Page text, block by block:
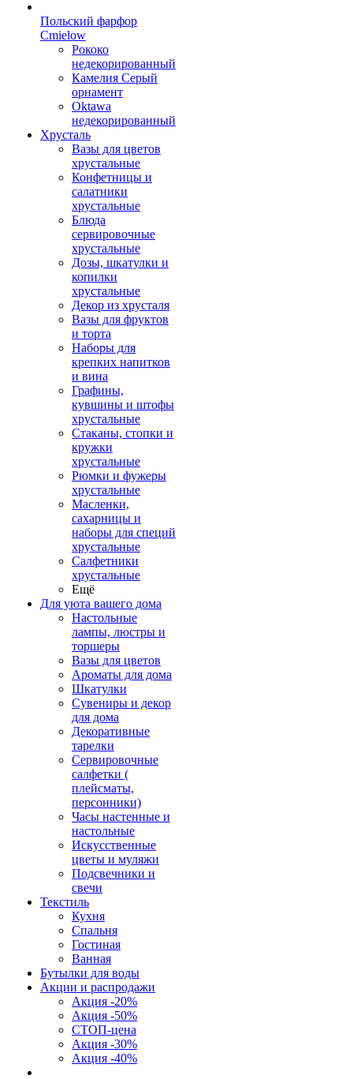
Польский фарфор
Сmielow
Рококо
недекорированный
Камелия Серый
орнамент
Oktawa
недекорированный
Хрусталь
Вазы для цветов
хрустальные
Конфетницы и
салатники
хрустальные
Блюда
сервировочные
хрустальные
Дозы, шкатулки и
копилки
хрустальные
Декор из хрусталя
Вазы для фруктов
и торта
Наборы для
крепких напитков
и вина
Графины,
кувшины и штофы
хрустальные
Стаканы, стопки и
кружки
хрустальные
Рюмки и фужеры
хрустальные
Масленки,
сахарницы и
наборы для специй
хрустальные
Салфетники
хрустальные
Ещё
Для уюта вашего дома
Настольные
лампы, люстры и
торшеры
Вазы для цветов
Ароматы для дома
Шкатулки
Сувениры и декор
для дома
Декоративные
тарелки
Сервировочные
салфетки (
плейсматы,
персонники)
Часы настенные и
настольные
Искусственные
цветы и муляжи
Подсвечники и
свечи
Текстиль
Кухня
Спальня
Гостиная
Ванная
Бутылки для воды
Акции и распродажи
Акция -20%
Акция -50%
СТОП-цена
Акция -30%
Акция -40%